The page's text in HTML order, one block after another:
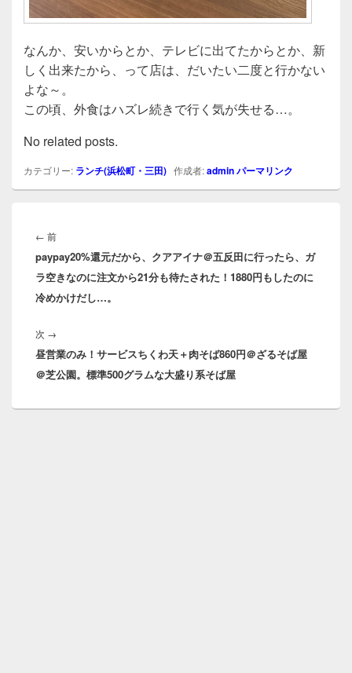
なんか、安いからとか、テレビに出てたからとか、新
しく出来たから、って店は、だいたい二度と行かない
よな～。
この頃、外食はハズレ続きで行く気が失せる…。
No related posts.
カテゴリー: ランチ(浜松町・三田) 作成者:adminパーマリンク
稿
ナ
ビ
ゲ
ー
ョ
ン
← 前前
の
投
稿:
paypay20%還元だから、クアアイナ＠五反田に行ったら、ガ
ラ空きなのに注文から21分も待たされた！1880円もしたのに
冷めかけだし…。
次 →
の
投
昼営業のみ！サービスちくわ天＋肉そば860円＠ざるそば屋
＠芝公園。標準500グラムな大盛り系そば屋